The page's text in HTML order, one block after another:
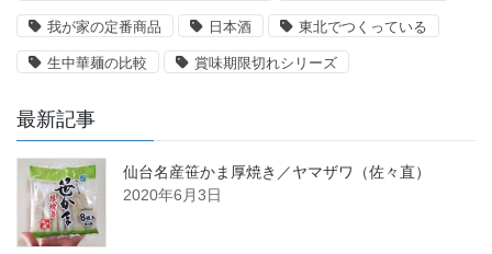
我が家の定番商品 日本酒 東北でつくっている
生中華麺の比較 賞味期限切れシリーズ
最新記事
仙台名産笹かま厚焼き／ヤマザワ（佐々直）
2020年6月3日